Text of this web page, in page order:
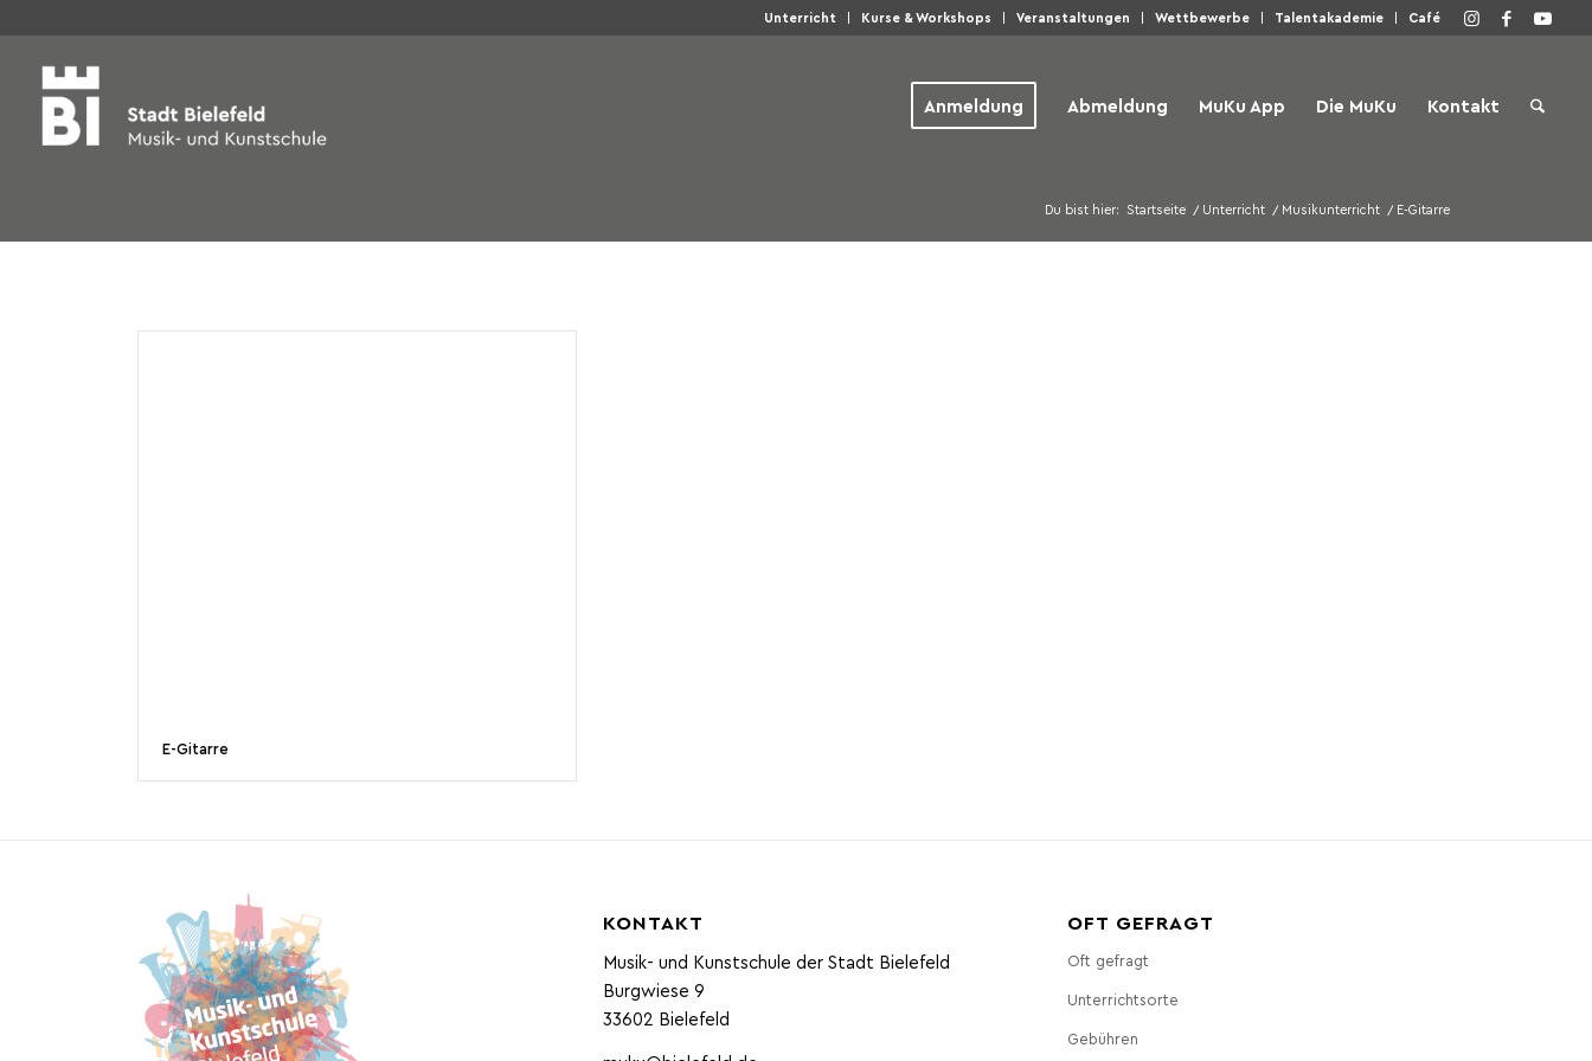
Unterricht Kurse & Workshops Veranstaltungen Wettbewerbe Talentakademie Café
Anmeldung Abmeldung MuKu App Die MuKu Kontakt
Du bist hier: Startseite / Unterricht / Musikunterricht / E-Gitarre
E-Gitarre
KONTAKT
Musik- und Kunstschule der Stadt Bielefeld
Burgwiese 9
33602 Bielefeld
OFT GEFRAGT
Oft gefragt
Unterrichtsorte
Gebühren